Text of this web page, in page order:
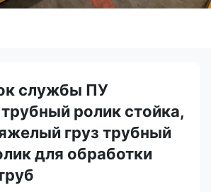
службы ПУ
ролик стойка,
груз трубный
для обработки